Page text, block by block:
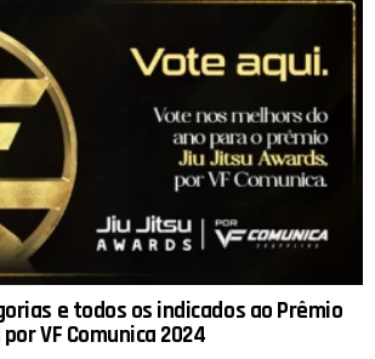
e todos os indicados ao Prêmio
VF Comunica 2024